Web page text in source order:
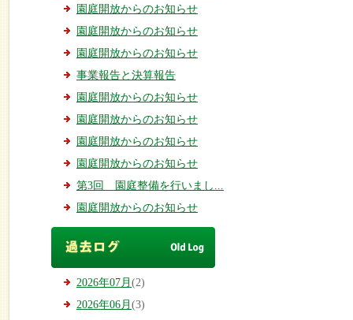
園庭開放からのお知らせ
園庭開放からのお知らせ
園庭開放からのお知らせ
事業報告と決算報告
園庭開放からのお知らせ
園庭開放からのお知らせ
園庭開放からのお知らせ
園庭開放からのお知らせ
第3回 園庭整備を行いまし...
園庭開放からのお知らせ
2026年07月 (2)
2026年06月 (3)